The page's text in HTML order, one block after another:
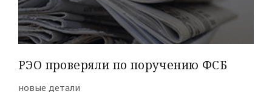
РЭО проверяли по поручению ФСБ
новые детали